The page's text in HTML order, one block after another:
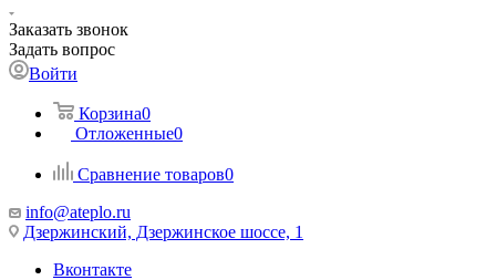
Заказать звонок
Задать вопрос
Войти
Корзина0
Отложенные0
Сравнение товаров0
info@ateplo.ru
Дзержинский, Дзержинское шоссе, 1
Вконтакте